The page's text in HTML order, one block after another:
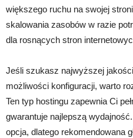
większego ruchu na swojej
skalowania zasobów w razie
dla rosnących stron
Jeśli szukasz najwyższej
możliwości konfiguracji, warto
Ten typ hostingu zapewnia Ci
gwarantuje najlepszą
opcja, dlatego rekomendowana